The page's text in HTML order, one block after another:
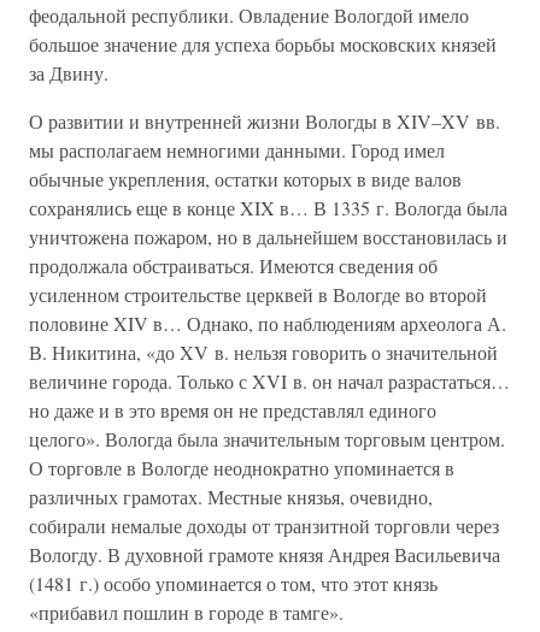
феодальной республики. Овладение Вологдой имело
большое значение для успеха борьбы московских князей
за Двину.
О развитии и внутренней жизни Вологды в XIV–XV вв.
мы располагаем немногими данными. Город имел
обычные укрепления, остатки которых в виде валов
сохранялись еще в конце XIX в… В 1335 г. Вологда была
уничтожена пожаром, но в дальнейшем восстановилась и
продолжала обстраиваться. Имеются сведения об
усиленном строительстве церквей в Вологде во второй
половине XIV в… Однако, по наблюдениям археолога А.
В. Никитина, «до XV в. нельзя говорить о значительной
величине города. Только с XVI в. он начал разрастаться…
но даже и в это время он не представлял единого
целого». Вологда была значительным торговым центром.
О торговле в Вологде неоднократно упоминается в
различных грамотах. Местные князья, очевидно,
собирали немалые доходы от транзитной торговли через
Вологду. В духовной грамоте князя Андрея Васильевича
(1481 г.) особо упоминается о том, что этот князь
«прибавил пошлин в городе в тамге».